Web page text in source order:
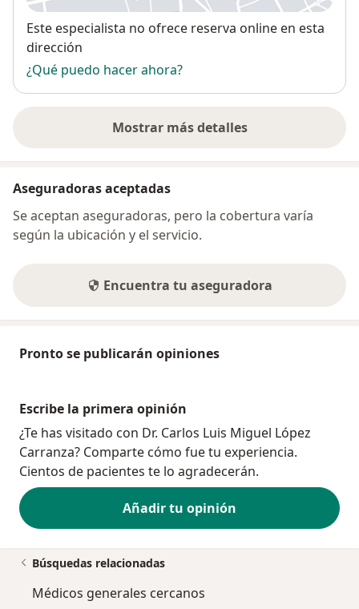
Disponibilidad
Este especialista no ofrece reserva online en esta
dirección
¿Qué puedo hacer ahora?
Mostrar más detalles
sobre la dirección
Aseguradoras aceptadas
Se aceptan aseguradoras, pero la cobertura varía
según la ubicación y el servicio.
Encuentra tu aseguradora
Pronto se publicarán opiniones
Escribe la primera opinión
¿Te has visitado con Dr. Carlos Luis Miguel López
Carranza? Comparte cómo fue tu experiencia.
Cientos de pacientes te lo agradecerán.
Añadir tu opinión
Búsquedas relacionadas
Médicos generales cercanos